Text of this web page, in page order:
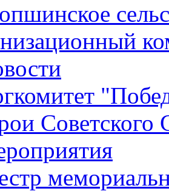
Советского